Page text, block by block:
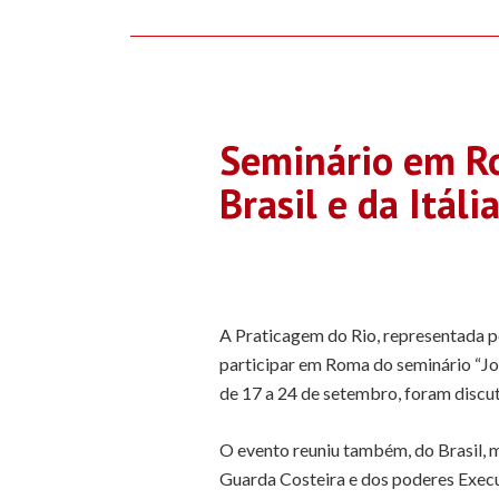
Seminário em
Brasil e da Itália
A Praticagem do Rio, representada
participar em Roma do seminário
de 17 a 24 de setembro, foram
O evento reuniu também, do Brasil,
Guarda Costeira e dos poderes